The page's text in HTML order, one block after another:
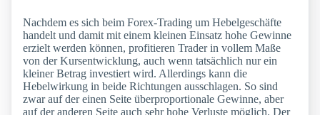
Nachdem es sich beim Forex-Trading um Hebelgeschäfte
handelt und damit mit einem kleinen Einsatz hohe Gewinne
erzielt werden können, profitieren Trader in vollem Maße
von der Kursentwicklung, auch wenn tatsächlich nur ein
kleiner Betrag investiert wird. Allerdings kann die
Hebelwirkung in beide Richtungen ausschlagen. So sind
zwar auf der einen Seite überproportionale Gewinne, aber
auf der anderen Seite auch sehr hohe Verluste möglich. Der